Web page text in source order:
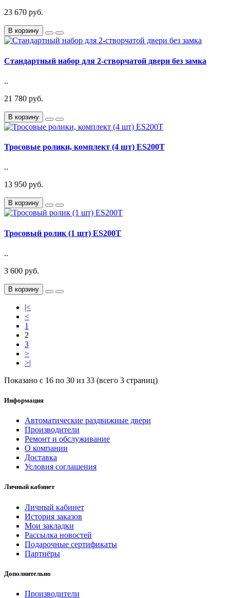
23 670 руб.
В корзину
Стандартный набор для 2-створчатой двери без замка
..
21 780 руб.
В корзину
Тросовые ролики, комплект (4 шт) ES200T
..
13 950 руб.
В корзину
Тросовый ролик (1 шт) ES200T
..
3 600 руб.
В корзину
|<
<
1
2
3
>
>|
Показано с 16 по 30 из 33 (всего 3 страниц)
Информация
Автоматические раздвижные двери
Производители
Ремонт и обслуживание
О компании
Доставка
Условия соглашения
Личный кабинет
Личный кабинет
История заказов
Мои закладки
Рассылка новостей
Подарочные сертификаты
Партнёры
Дополнительно
Производители